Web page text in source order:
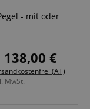
- mit oder
(Effektpegel)
Signals)
rastendes
138,00 €
(AT)
MwSt.